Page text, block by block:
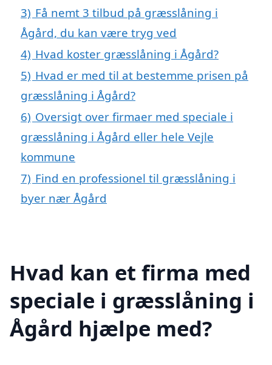
3) Få nemt 3 tilbud på græsslåning i
Ågård, du kan være tryg ved
4) Hvad koster græsslåning i Ågård?
5) Hvad er med til at bestemme prisen på
græsslåning i Ågård?
6) Oversigt over firmaer med speciale i
græsslåning i Ågård eller hele Vejle
kommune
7) Find en professionel til græsslåning i
byer nær Ågård
Hvad kan et firma med
speciale i græsslåning i
Ågård hjælpe med?